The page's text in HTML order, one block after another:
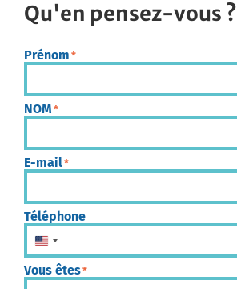
Qu'en pensez-vous ?
Prénom *
NOM *
E-mail*
Téléphone
États-Unis +1
Vous êtes*